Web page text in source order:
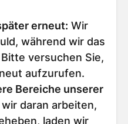
erneut: Wir
während wir das
versuchen Sie,
aufzurufen.
Bereiche unserer
daran arbeiten,
laden wir